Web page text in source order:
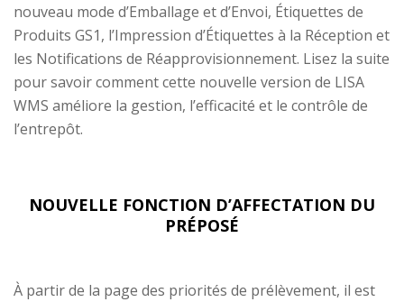
nouveau mode d’Emballage et d’Envoi, Étiquettes de
Produits GS1, l’Impression d’Étiquettes à la Réception et
les Notifications de Réapprovisionnement. Lisez la suite
pour savoir comment cette nouvelle version de LISA
WMS améliore la gestion, l’efficacité et le contrôle de
l’entrepôt.
NOUVELLE FONCTION D’AFFECTATION DU
PRÉPOSÉ
À partir de la page des priorités de prélèvement, il est